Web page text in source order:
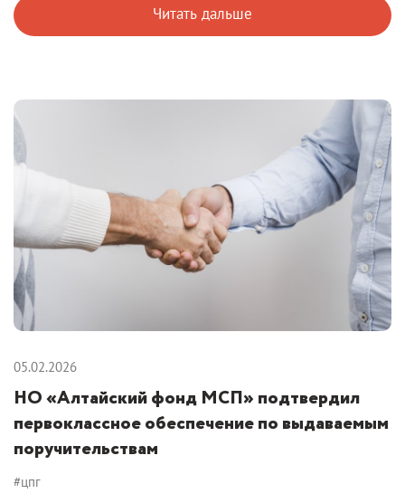
Читать дальше
05.02.2026
НО «Алтайский фонд МСП» подтвердил
первоклассное обеспечение по выдаваемым
поручительствам
#цпг